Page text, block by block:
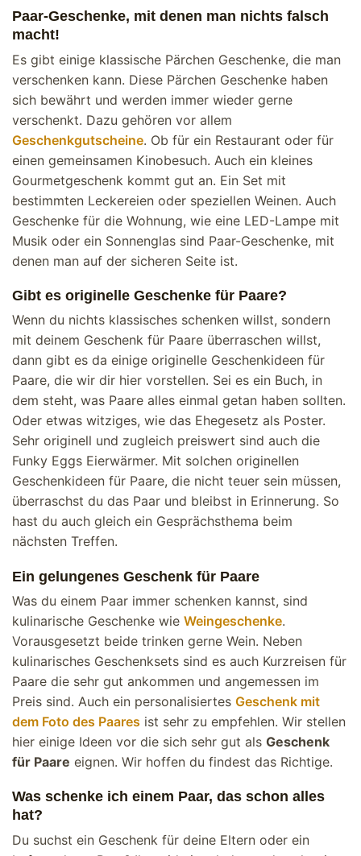
Paar-Geschenke, mit denen man nichts falsch
macht!
Es gibt einige klassische Pärchen Geschenke, die man
verschenken kann. Diese Pärchen Geschenke haben
sich bewährt und werden immer wieder gerne
verschenkt. Dazu gehören vor allem
Geschenkgutscheine. Ob für ein Restaurant oder für
einen gemeinsamen Kinobesuch. Auch ein kleines
Gourmetgeschenk kommt gut an. Ein Set mit
bestimmten Leckereien oder speziellen Weinen. Auch
Geschenke für die Wohnung, wie eine LED-Lampe mit
Musik oder ein Sonnenglas sind Paar-Geschenke, mit
denen man auf der sicheren Seite ist.
Gibt es originelle Geschenke für Paare?
Wenn du nichts klassisches schenken willst, sondern
mit deinem Geschenk für Paare überraschen willst,
dann gibt es da einige originelle Geschenkideen für
Paare, die wir dir hier vorstellen. Sei es ein Buch, in
dem steht, was Paare alles einmal getan haben sollten.
Oder etwas witziges, wie das Ehegesetz als Poster.
Sehr originell und zugleich preiswert sind auch die
Funky Eggs Eierwärmer. Mit solchen originellen
Geschenkideen für Paare, die nicht teuer sein müssen,
überraschst du das Paar und bleibst in Erinnerung. So
hast du auch gleich ein Gesprächsthema beim
nächsten Treffen.
Ein gelungenes Geschenk für Paare
Was du einem Paar immer schenken kannst, sind
kulinarische Geschenke wie Weingeschenke.
Vorausgesetzt beide trinken gerne Wein. Neben
kulinarisches Geschenksets sind es auch Kurzreisen für
Paare die sehr gut ankommen und angemessen im
Preis sind. Auch ein personalisiertes Geschenk mit
dem Foto des Paares ist sehr zu empfehlen. Wir stellen
hier einige Ideen vor die sich sehr gut als Geschenk
für Paare eignen. Wir hoffen du findest das Richtige.
Was schenke ich einem Paar, das schon alles
hat?
Du suchst ein Geschenk für deine Eltern oder ein